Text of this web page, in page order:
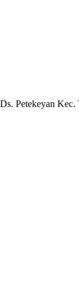
Petekeyan Kec.